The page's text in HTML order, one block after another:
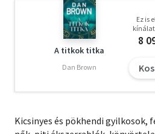
A titkok titka
Dan Brown
Ez is
8
Kicsinyes és pökhendi gyilkosok,